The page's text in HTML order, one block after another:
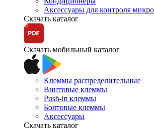
Аксессуары для контроля
Скачать каталог
Скачать мобильный каталог
Клеммы распределительные
Винтовые клеммы
Push-in клеммы
Болтовые клеммы
Аксессуары
Скачать каталог